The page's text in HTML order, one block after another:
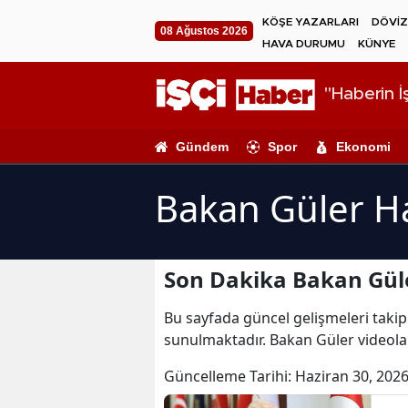
08 Ağustos 2026
KÖŞE YAZARLARI
HAVA DURUMU
KÜNYE
"Haberin
Gündem Spor Ekonomi
Bakan Güler
Son Dakika Bakan
Bu sayfada güncel gelişmeleri
sunulmaktadır. Bakan Güler
Güncelleme Tarihi: Haziran 30,